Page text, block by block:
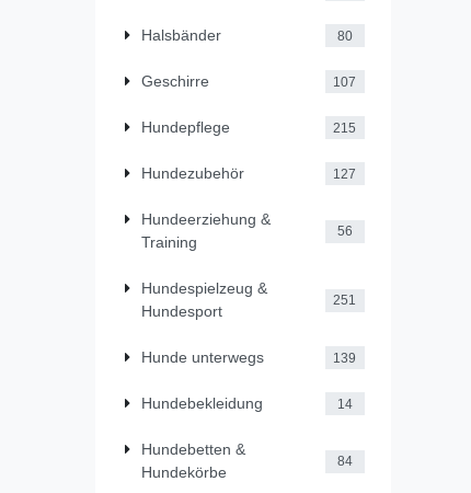
Halsbänder 80
Geschirre 107
Hundepflege 215
Hundezubehör 127
Hundeerziehung &
Training
56
Hundespielzeug &
Hundesport
251
Hunde unterwegs 139
Hundebekleidung 14
Hundebetten &
Hundekörbe
84